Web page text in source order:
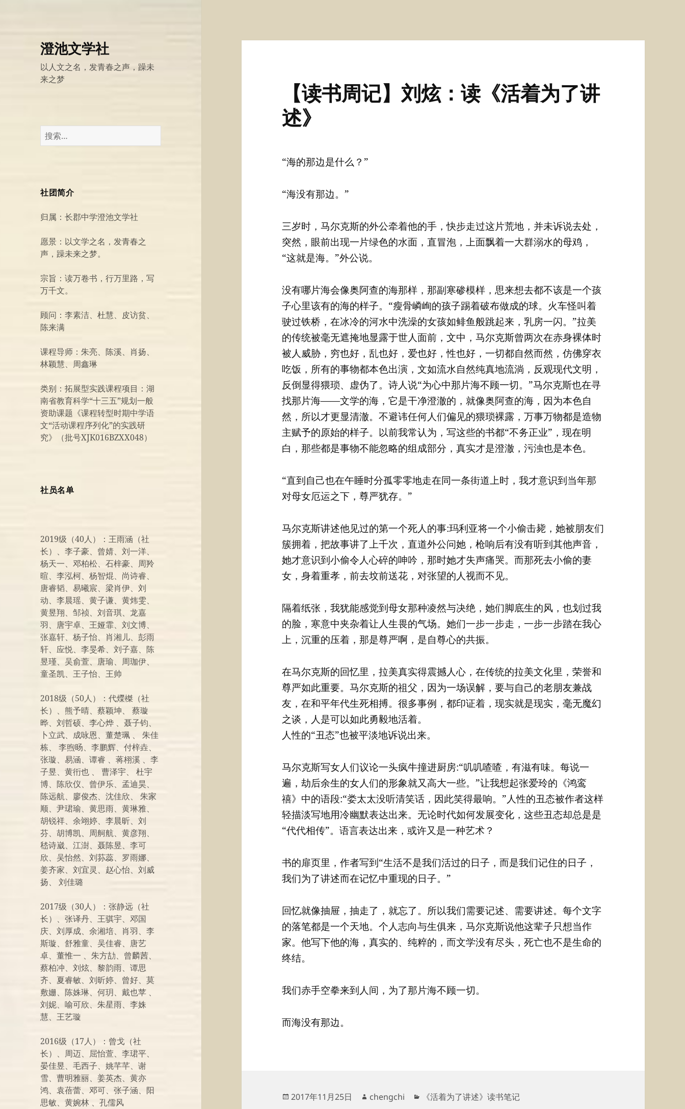
澄池文学社
以人文之名，发青春之声，躁未
来之梦
搜
索：
社团简介
归属：长郡中学澄池文学社
愿景：以文学之名，发青春之
声，躁未来之梦。
宗旨：读万卷书，行万里路，写
万千文。
顾问：李素洁、杜慧、皮访贫、
陈来满
课程导师：朱亮、陈溪、肖扬、
林颖慧、周鑫琳
类别：拓展型实践课程项目：湖
南省教育科学“十三五”规划一般
资助课题《课程转型时期中学语
文“活动课程序列化”的实践研
究》（批号XJK016BZXX048）
社员名单
2019级（40人）：王雨涵（社
长）、李子豪、曾婧、刘一洋、
杨天一、邓柏松、石梓豪、周羚
暄、李泓柯、杨智焜、尚诗睿、
唐睿韬、易曦宸、梁肖伊、刘
动、李晨瑶、黄子谦、黄炜雯、
黄昱翔、邹祯、刘音琪、龙嘉
羽、唐宇卓、王娅霏、刘文博、
张嘉轩、杨子怡、肖湘儿、彭雨
轩、应悦、李旻希、刘子嘉、陈
昱瑾、吴俞萱、唐瑜、周珈伊、
童圣凯、王子怡、王帅
2018级（50人）：代爃榤（社
长）、熊予晴、蔡颖坤、 蔡璇
晔、刘哲硕、李心烨 、聂子钧、
卜立武、成咏恩、董楚珮 、 朱佳
栋、 李煦旸、李鹏辉、付梓垚、
张璇、易涵、谭睿 、蒋栩溪 、李
子昱、黄衎也 、 曹泽宇、 杜宇
博、陈欣仪、曾伊乐、孟迪昊、
陈远航、廖俊杰、沈佳欣、 朱家
顺、尹珺瑜、黄思雨、黄琳雅、
胡锐祥、余翊婷、李晨昕、刘
芬、胡博凯、周舸航、黄彦翔、
嵇诗崴、江澍、聂陈昱、李可
欣、吴怡然、刘荪蕊、罗雨娜、
姜齐家、刘宜灵、赵心怡、刘威
扬、 刘佳璐
2017级（30人）：张静远（社
长）、张译丹、王骐宇、邓国
庆、刘厚成、余湘培、肖羽、李
斯璇、舒雅童、吴佳睿、唐艺
卓、董惟一 、朱方劼、曾麟茜、
蔡柏冲、刘炫、黎韵雨、谭思
齐、夏睿敏、刘昕婷、曾好、莫
敷姗、陈姝琳、何玥、戴也苹 、
刘妮、喻可欣、朱星雨、李姝
慧、王艺璇
2016级（17人）：曾戈（社
长）、周迈、屈怡萱、李珺平、
晏佳昱、毛西子、姚芊芊、谢
雪、曹明雅丽、姜英杰、黄亦
鸿、袁蓓蕾、邓可、张子涵、阳
思敏、黄婉林 、孔儒风
【读书周记】刘炫：读《活着为了讲
述》
“海的那边是什么？”
“海没有那边。”
三岁时，马尔克斯的外公牵着他的手，快步走过这片荒地，并未诉说去处，
突然，眼前出现一片绿色的水面，直冒泡，上面飘着一大群溺水的母鸡，
“这就是海。”外公说。
没有哪片海会像奥阿查的海那样，那副寒碜模样，思来想去都不该是一个孩
子心里该有的海的样子。“瘦骨嶙峋的孩子踢着破布做成的球。火车怪叫着
驶过铁桥，在冰冷的河水中洗澡的女孩如鲱鱼般跳起来，乳房一闪。”拉美
的传统被毫无遮掩地显露于世人面前，文中，马尔克斯曾两次在赤身裸体时
被人威胁，穷也好，乱也好，爱也好，性也好，一切都自然而然，仿佛穿衣
吃饭，所有的事物都本色出演，文如流水自然纯真地流淌，反观现代文明，
反倒显得猥琐、虚伪了。诗人说“为心中那片海不顾一切。”马尔克斯也在寻
找那片海——文学的海，它是干净澄澈的，就像奥阿查的海，因为本色自
然，所以才更显清澈。不避讳任何人们偏见的猥琐裸露，万事万物都是造物
主赋予的原始的样子。以前我常认为，写这些的书都“不务正业”，现在明
白，那些都是事物不能忽略的组成部分，真实才是澄澈，污浊也是本色。
“直到自己也在午睡时分孤零零地走在同一条街道上时，我才意识到当年那
对母女厄运之下，尊严犹存。”
马尔克斯讲述他见过的第一个死人的事:玛利亚将一个小偷击毙，她被朋友们
簇拥着，把故事讲了上千次，直道外公问她，枪响后有没有听到其他声音，
她才意识到小偷令人心碎的呻吟，那时她才失声痛哭。而那死去小偷的妻
女，身着重孝，前去坟前送花，对张望的人视而不见。
隔着纸张，我犹能感觉到母女那种凌然与决绝，她们脚底生的风，也划过我
的脸，寒意中夹杂着让人生畏的气场。她们一步一步走，一步一步踏在我心
上，沉重的压着，那是尊严啊，是自尊心的共振。
在马尔克斯的回忆里，拉美真实得震撼人心，在传统的拉美文化里，荣誉和
尊严如此重要。马尔克斯的祖父，因为一场误解，要与自己的老朋友兼战
友，在和平年代生死相搏。很多事例，都印证着，现实就是现实，毫无魔幻
之谈，人是可以如此勇毅地活着。
人性的“丑态”也被平淡地诉说出来。
马尔克斯写女人们议论一头疯牛撞进厨房:“叽叽喳喳，有滋有味。每说一
遍，劫后余生的女人们的形象就又高大一些。”让我想起张爱玲的《鸿鸾
禧》中的语段:“娄太太没听清笑话，因此笑得最响。”人性的丑态被作者这样
轻描淡写地用冷幽默表达出来。无论时代如何发展变化，这些丑态却总是是
“代代相传”。语言表达出来，或许又是一种艺术？
书的扉页里，作者写到“生活不是我们活过的日子，而是我们记住的日子，
我们为了讲述而在记忆中重现的日子。”
回忆就像抽屉，抽走了，就忘了。所以我们需要记述、需要讲述。每个文字
的落笔都是一个天地。个人志向与生俱来，马尔克斯说他这辈子只想当作
家。他写下他的海，真实的、纯粹的，而文学没有尽头，死亡也不是生命的
终结。
我们赤手空拳来到人间，为了那片海不顾一切。
而海没有那边。
发
2017年11月25日
作
chengchi
分
《活着为了讲述》读书笔记